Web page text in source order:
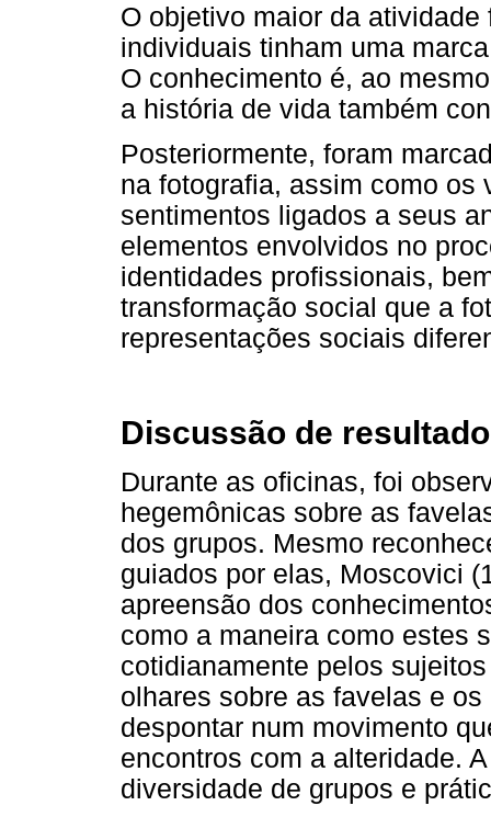
O objetivo maior da
individuais tinham uma
O conhecimento é, ao
a história de vida também
Posteriormente, foram
na fotografia, assim como os
sentimentos ligados a seus
elementos envolvidos no
identidades profissionais,
transformação social que a
representações sociais
Discussão de
Durante as oficinas, foi
hegemônicas sobre as
dos grupos. Mesmo
guiados por elas, Moscovici
apreensão dos
como a maneira como estes
cotidianamente pelos
olhares sobre as favelas e
despontar num movimento
encontros com a alteridade.
diversidade de grupos e